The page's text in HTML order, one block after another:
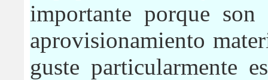
importante porque
aprovisionamiento
guste particularmente